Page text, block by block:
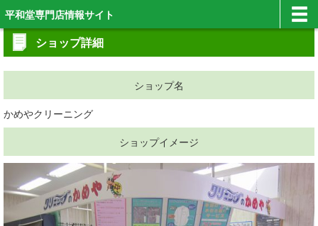
平和堂専門店情報サイト
ショップ詳細
ショップ名
かめやクリーニング
ショップイメージ